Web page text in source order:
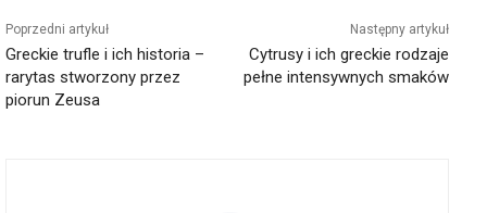
Poprzedni artykuł
Greckie trufle i ich historia –
rarytas stworzony przez
piorun Zeusa
Następny artykuł
Cytrusy i ich greckie rodzaje
pełne intensywnych smaków